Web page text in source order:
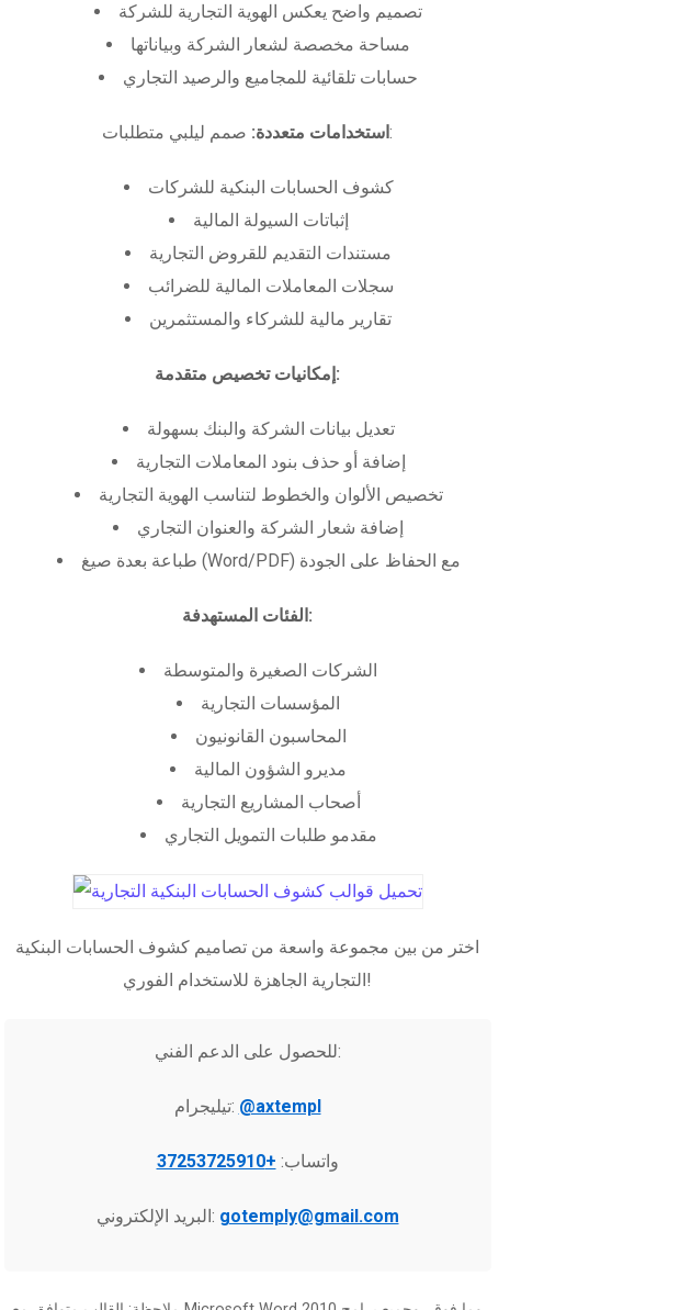
تصميم واضح يعكس الهوية التجارية للشركة
مساحة مخصصة لشعار الشركة وبياناتها
حسابات تلقائية للمجاميع والرصيد التجاري
استخدامات متعددة:صمم ليلبي متطلبات:
كشوف الحسابات البنكية للشركات
إثباتات السيولة المالية
مستندات التقديم للقروض التجارية
سجلات المعاملات المالية للضرائب
تقارير مالية للشركاء والمستثمرين
إمكانيات تخصيص متقدمة:
تعديل بيانات الشركة والبنك بسهولة
إضافة أو حذف بنود المعاملات التجارية
تخصيص الألوان والخطوط لتناسب الهوية التجارية
إضافة شعار الشركة والعنوان التجاري
طباعة بعدة صيغ (Word/PDF) مع الحفاظ على الجودة
الفئات المستهدفة:
الشركات الصغيرة والمتوسطة
المؤسسات التجارية
المحاسبون القانونيون
مديرو الشؤون المالية
أصحاب المشاريع التجارية
مقدمو طلبات التمويل التجاري
اختر من بين مجموعة واسعة من تصاميم كشوف الحسابات البنكية
التجارية الجاهزة للاستخدام الفوري!
للحصول على الدعم الفني:
تيليجرام: @axtempl
واتساب: +37253725910
البريد الإلكتروني: gotemply@gmail.com